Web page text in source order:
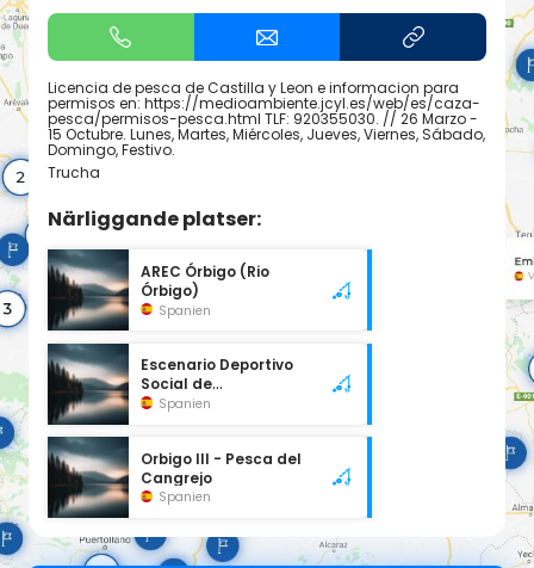
Licencia de pesca de Castilla y Leon e informacion para
permisos en: https://medioambiente.jcyl.es/web/es/caza-
pesca/permisos-pesca.html TLF: 920355030. // 26 Marzo -
15 Octubre. Lunes, Martes, Miércoles, Jueves, Viernes, Sábado,
Domingo, Festivo.
Trucha
Närliggande platser:
AREC Órbigo (Rio
Órbigo)
Spanien
Escenario Deportivo
Social de
Salmónidos Santa
Spanien
Orbigo III - Pesca del
Cangrejo
Spanien